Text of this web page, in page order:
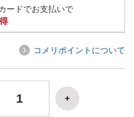
ードでお支払いで
コメリポイントについて